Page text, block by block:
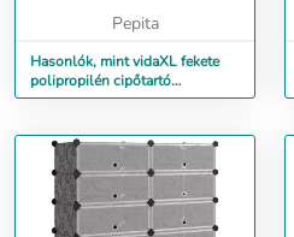
Pepita
Hasonlók, mint vidaXL fekete
polipropilén cipőtartó
94,5x36,5x106 cm